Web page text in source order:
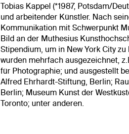
Tobias Kappel (*1987, Potsdam/
und arbeitender Künstler. Nach
Kommunikation mit Schwerpunkt
Bild an der Muthesius
Stipendium, um in New York City
wurden mehrfach ausgezeichnet,
für Photographie; und ausgestellt
Alfred Ehrhardt-Stiftung, Berlin;
Berlin; Museum Kunst der
Toronto; unter anderen.